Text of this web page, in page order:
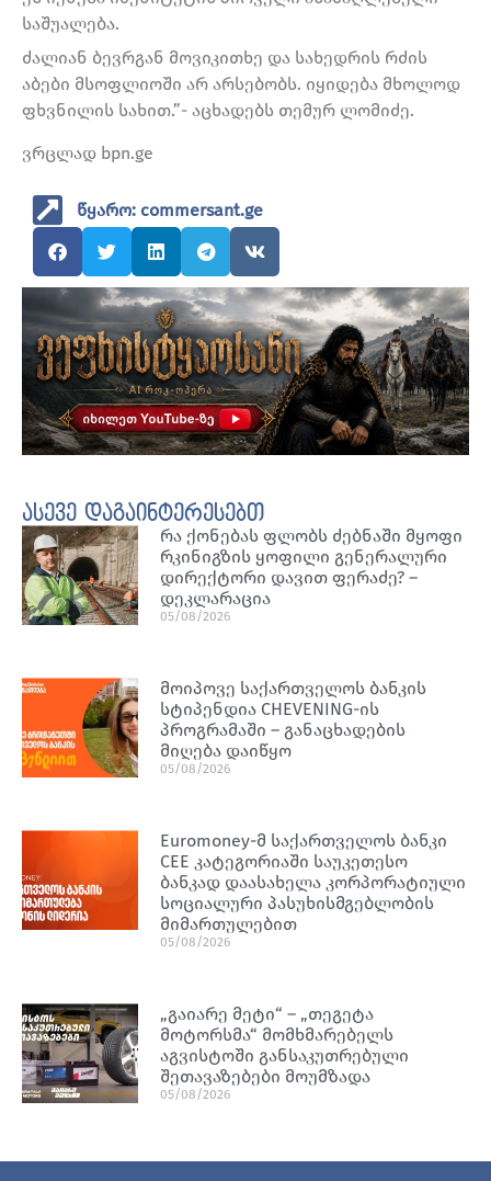
საშუალება.
ძალიან ბევრგან მოვიკითხე და სახედრის რძის
აბები მსოფლიოში არ არსებობს. იყიდება მხოლოდ
ფხვნილის სახით.”- აცხადებს თემურ ლომიძე.
ვრცლად bpn.ge
წყარო: commersant.ge
ასევე დაგაინტერესებთ
რა ქონებას ფლობს ძებნაში მყოფი
რკინიგზის ყოფილი გენერალური
დირექტორი დავით ფერაძე? –
დეკლარაცია
05/08/2026
მოიპოვე საქართველოს ბანკის
სტიპენდია CHEVENING-ის
პროგრამაში – განაცხადების
მიღება დაიწყო
05/08/2026
Euromoney-მ საქართველოს ბანკი
CEE კატეგორიაში საუკეთესო
ბანკად დაასახელა კორპორატიული
სოციალური პასუხისმგებლობის
მიმართულებით
05/08/2026
„გაიარე მეტი“ – „თეგეტა
მოტორსმა“ მომხმარებელს
აგვისტოში განსაკუთრებული
შეთავაზებები მოუმზადა
05/08/2026